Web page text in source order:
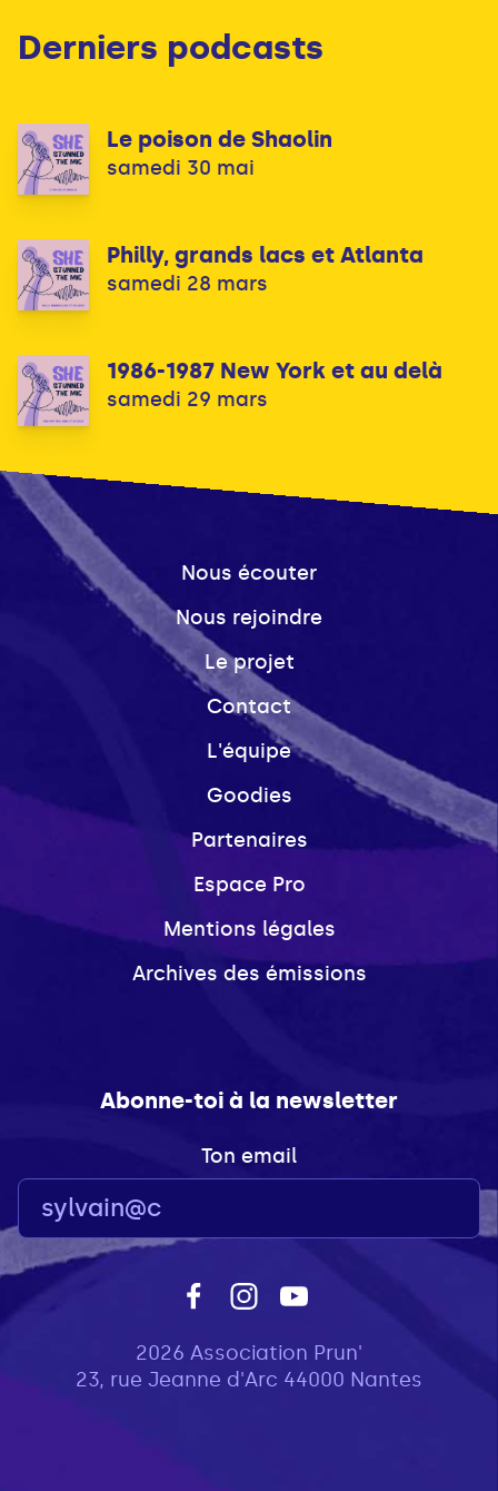
Derniers podcasts
Le poison de Shaolin
samedi 30 mai
Philly, grands lacs et Atlanta
samedi 28 mars
1986-1987 New York et au delà
samedi 29 mars
Nous écouter
Nous rejoindre
Le projet
Contact
L'équipe
Goodies
Partenaires
Espace Pro
Mentions légales
Archives des émissions
Abonne-toi à la newsletter
Ton email
2026 Association Prun'
23, rue Jeanne d'Arc 44000 Nantes